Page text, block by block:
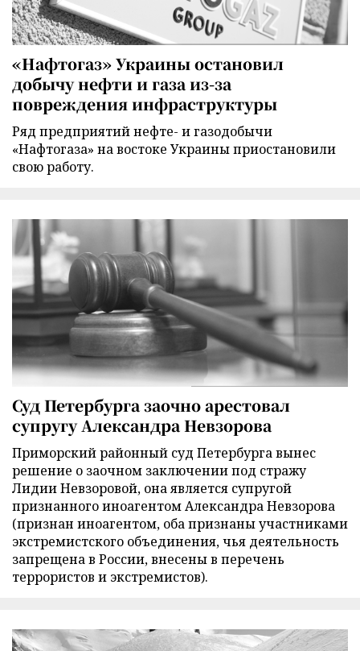
«Нафтогаз» Украины остановил
добычу нефти и газа из-за
повреждения инфраструктуры
Ряд предприятий нефте- и газодобычи
«Нафтогаза» на востоке Украины приостановили
свою работу.
Суд Петербурга заочно арестовал
супругу Александра Невзорова
Приморский районный суд Петербурга вынес
решение о заочном заключении под стражу
Лидии Невзоровой, она является супругой
признанного иноагентом Александра Невзорова
(признан иноагентом, оба признаны участниками
экстремистского объединения, чья деятельность
запрещена в России, внесены в перечень
террористов и экстремистов).